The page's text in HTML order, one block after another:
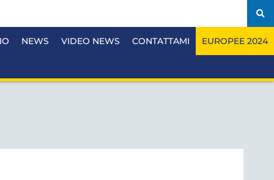
NEWS VIDEO NEWS CONTATTAMI EUROPEE 2024